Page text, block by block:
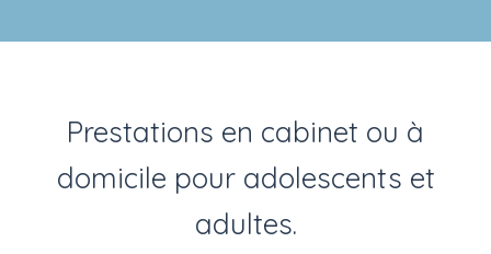
Prestations en cabinet ou à
domicile pour adolescents et
adultes.